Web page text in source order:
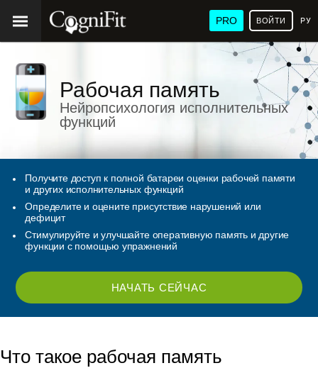
PRO ВОЙТИ
Рабочая память
Нейропсихология исполнительных
функций
Получите доступ к полной батареи оценки рабочей памяти
и других исполнительных функций
Определите и оцените присутствие нарушений или
дефицит
Стимулируйте и улучшайте оперативную память и другие
функции с помощью упражнений
НАЧАТЬ СЕЙЧАС
Что такое рабочая память